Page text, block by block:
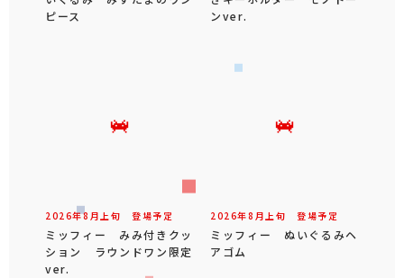
ピース
ンver.
2026年8 月 上旬 登場予定
ミッフィー みみ付きクッ
ション ラウンドワン限定
ver.
2026年8 月 上旬 登場予定
ミッフィー ぬいぐるみヘ
アゴム